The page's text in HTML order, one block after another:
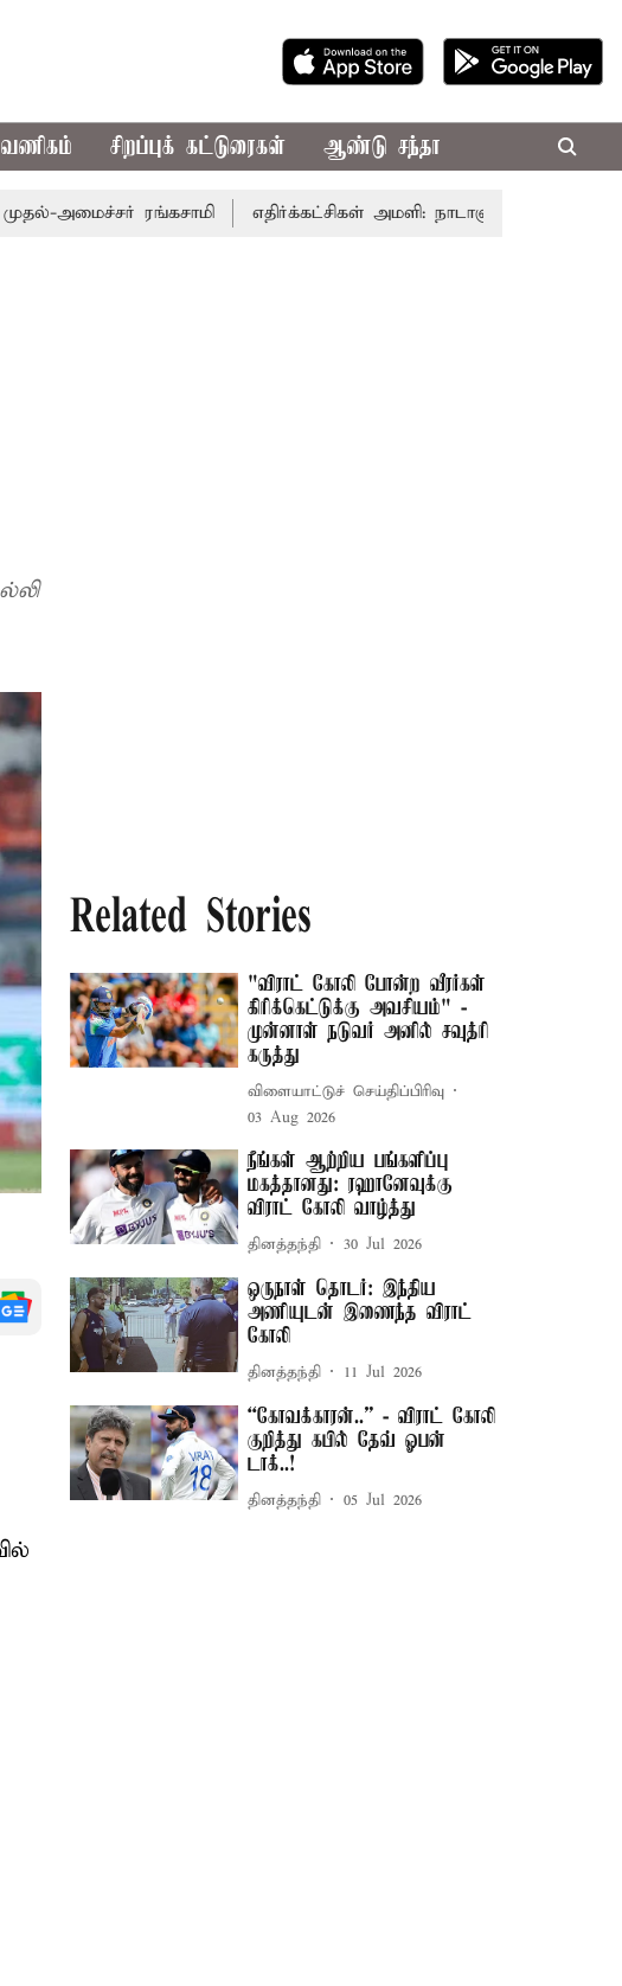
வணிகம் சிறப்புக் கட்டுரைகள் ஆண்டு சந்தா
ரங்கசாமி எதிர்க்கட்சிகள் அமளி: நாடாளுமன்ற இரு அவைகளும்
Related Stories
"விராட் கோலி போன்ற வீரர்கள்
கிரிக்கெட்டுக்கு அவசியம்" -
முன்னாள் நடுவர் அனில் சவுத்ரி
கருத்து
விளையாட்டுச் செய்திப்பிரிவு
03 Aug 2026
நீங்கள் ஆற்றிய பங்களிப்பு
மகத்தானது: ரஹானேவுக்கு
விராட் கோலி வாழ்த்து
தினத்தந்தி 30 Jul 2026
ஒருநாள் தொடர்: இந்திய
அணியுடன் இணைந்த விராட்
கோலி
தினத்தந்தி 11 Jul 2026
“கோவக்காரன்..” - விராட் கோலி
குறித்து கபில் தேவ் ஓபன்
டாக்..!
தினத்தந்தி 05 Jul 2026